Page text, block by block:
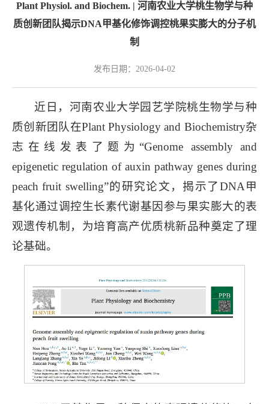
Plant Physiol. and Biochem. | 河南农业大学桃生物学与种
质创新团队揭示DNA甲基化修饰调控桃果实膨大的分子机
制
发布日期：2026-04-02
近日，河南农业大学园艺学院桃生物学与种
质创新团队在Plant Physiology and Biochemistry杂
志在线发表了题为“Genome assembly and
epigenetic regulation of auxin pathway genes during
peach fruit swelling”的研究论文，揭示了DNA甲
基化通过调控生长素代谢基因参与果实膨大的表
观遗传机制，为培育高产优质桃新品种奠定了理
论基础。